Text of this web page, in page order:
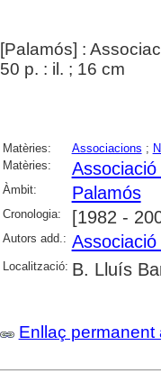
[Palamós] :
50 p. : il. ; 16 cm
Matèries: Associacions ;
Matèries:
Àmbit: Palamós
Cronologia: [1982 -
Autors add.:
Localització: B. Lluís
Enllaç permanent